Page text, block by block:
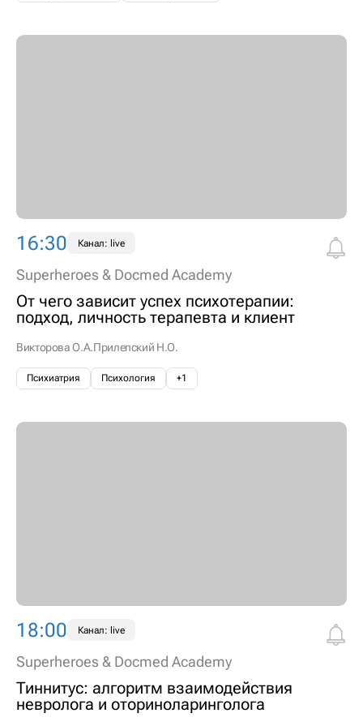
16:30 Канал: live
Superheroes & Docmed Academy
От чего зависит успех психотерапии:
подход, личность терапевта и клиент
Викторова О.А.Прилепский Н.О.
Психиатрия Психология +1
18:00 Канал: live
Superheroes & Docmed Academy
Тиннитус: алгоритм взаимодействия
невролога и оториноларинголога